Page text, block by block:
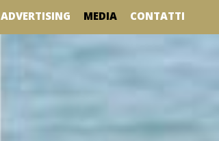
ADVERTISING CONTATTI